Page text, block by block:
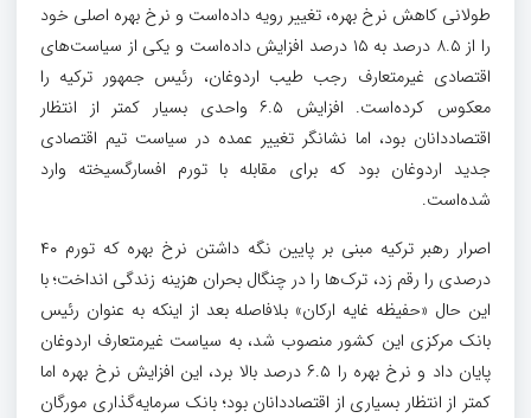
طولانی کاهش نرخ بهره، تغییر رویه داده‌است و نرخ بهره اصلی خود
را از ۸.۵ درصد به ۱۵ درصد افزایش داده‌است و یکی از سیاست‌های
اقتصادی غیرمتعارف رجب طیب اردوغان، رئیس جمهور ترکیه را
معکوس کرده‌است. افزایش ۶.۵ واحدی بسیار کمتر از انتظار
اقتصاددانان بود، اما نشانگر تغییر عمده در سیاست تیم اقتصادی
جدید اردوغان بود که برای مقابله با تورم افسارگسیخته وارد
شده‌است.
اصرار رهبر ترکیه مبنی بر پایین نگه داشتن نرخ بهره که تورم ۴۰
درصدی را رقم زد، ترک‌ها را در چنگال بحران هزینه زندگی انداخت؛ با
این حال «حفیظه غایه ارکان» بلافاصله بعد از اینکه به عنوان رئیس
بانک مرکزی این کشور منصوب شد، به سیاست غیرمتعارف اردوغان
پایان داد و نرخ بهره را ۶.۵ درصد بالا برد، این افزایش نرخ بهره اما
کمتر از انتظار بسیاری از اقتصاددانان بود؛ بانک سرمایه‌گذاری مورگان